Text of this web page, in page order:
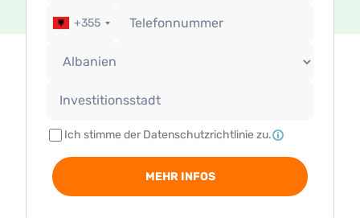
+355
Ich stimme der Datenschutzrichtlinie zu.
MEHR INFOS